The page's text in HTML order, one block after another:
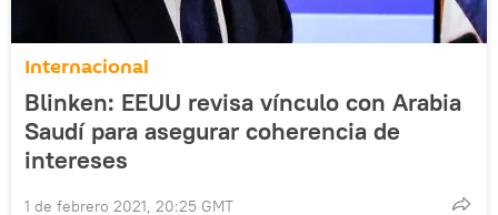
Internacional
Blinken: EEUU revisa vínculo con Arabia
Saudí para asegurar coherencia de
intereses
1 de febrero 2021, 20:25 GMT